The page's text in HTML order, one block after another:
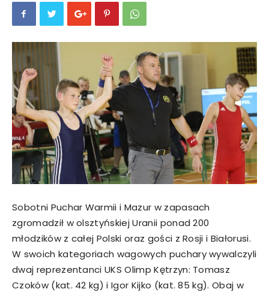
Sobotni Puchar Warmii i Mazur w zapasach
zgromadził w olsztyńskiej Uranii ponad 200
młodzików z całej Polski oraz gości z Rosji i Białorusi.
W swoich kategoriach wagowych puchary wywalczyli
dwaj reprezentanci UKS Olimp Kętrzyn: Tomasz
Czoków (kat. 42 kg) i Igor Kijko (kat. 85 kg). Obaj w